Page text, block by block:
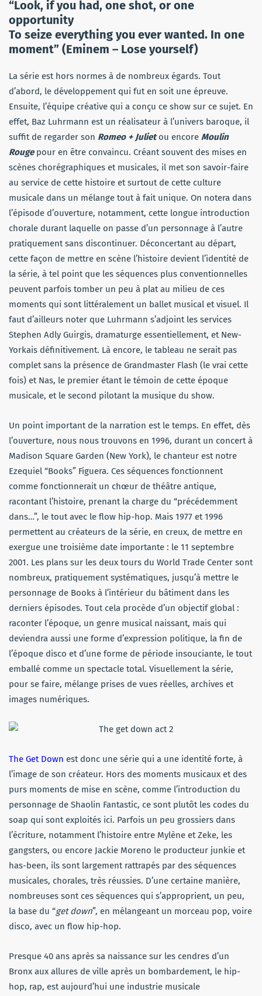
“Look, if you had, one shot, or one
opportunity
To seize everything you ever wanted. In one
moment” (Eminem – Lose yourself)
La série est hors normes à de nombreux égards. Tout
d’abord, le développement qui fut en soit une épreuve.
Ensuite, l’équipe créative qui a conçu ce show sur ce sujet. En
effet, Baz Luhrmann est un réalisateur à l’univers baroque, il
suffit de regarder son Romeo + Julietou encore Moulin
Rougepour en être convaincu. Créant souvent des mises en
scènes chorégraphiques et musicales, il met son savoir-faire
au service de cette histoire et surtout de cette culture
musicale dans un mélange tout à fait unique. On notera dans
l’épisode d’ouverture, notamment, cette longue introduction
chorale durant laquelle on passe d’un personnage à l’autre
pratiquement sans discontinuer. Déconcertant au départ,
cette façon de mettre en scène l’histoire devient l’identité de
la série, à tel point que les séquences plus conventionnelles
peuvent parfois tomber un peu à plat au milieu de ces
moments qui sont littéralement un ballet musical et visuel. Il
faut d’ailleurs noter que Luhrmann s’adjoint les services
Stephen Adly Guirgis, dramaturge essentiellement, et New-
Yorkais définitivement. Là encore, le tableau ne serait pas
complet sans la présence de Grandmaster Flash (le vrai cette
fois) et Nas, le premier étant le témoin de cette époque
musicale, et le second pilotant la musique du show.
Un point important de la narration est le temps. En effet, dès
l’ouverture, nous nous trouvons en 1996, durant un concert à
Madison Square Garden (New York), le chanteur est notre
Ezequiel “Books” Figuera. Ces séquences fonctionnent
comme fonctionnerait un chœur de théâtre antique,
racontant l’histoire, prenant la charge du “précédemment
dans…”, le tout avec le flow hip-hop. Mais 1977 et 1996
permettent au créateurs de la série, en creux, de mettre en
exergue une troisième date importante : le 11 septembre
2001. Les plans sur les deux tours du World Trade Center sont
nombreux, pratiquement systématiques, jusqu’à mettre le
personnage de Books à l’intérieur du bâtiment dans les
derniers épisodes. Tout cela procède d’un objectif global :
raconter l’époque, un genre musical naissant, mais qui
deviendra aussi une forme d’expression politique, la fin de
l’époque disco et d’une forme de période insouciante, le tout
emballé comme un spectacle total. Visuellement la série,
pour se faire, mélange prises de vues réelles, archives et
images numériques.
The Get Down est donc une série qui a une identité forte, à
l’image de son créateur. Hors des moments musicaux et des
purs moments de mise en scène, comme l’introduction du
personnage de Shaolin Fantastic, ce sont plutôt les codes du
soap qui sont exploités ici. Parfois un peu grossiers dans
l’écriture, notamment l’histoire entre Mylène et Zeke, les
gangsters, ou encore Jackie Moreno le producteur junkie et
has-been, ils sont largement rattrapés par des séquences
musicales, chorales, très réussies. D’une certaine manière,
nombreuses sont ces séquences qui s’approprient, un peu,
la base du “get down”, en mélangeant un morceau pop, voire
disco, avec un flow hip-hop.
Presque 40 ans après sa naissance sur les cendres d’un
Bronx aux allures de ville après un bombardement, le hip-
hop, rap, est aujourd’hui une industrie musicale